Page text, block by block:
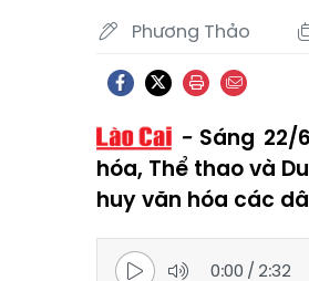
Phương Thảo
Sáng
hóa, Thể thao và
huy văn hóa các
0:00 / 2:32